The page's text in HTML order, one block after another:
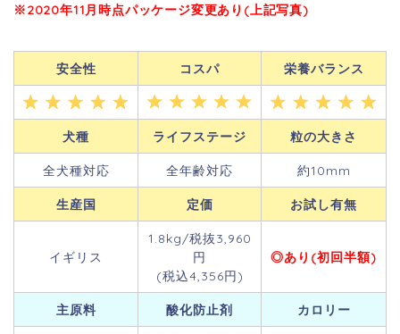
※2020年11月時点パッケージ変更あり(上記写真)
安全性 コスパ 栄養バランス
犬種 ライフステージ 粒の大きさ
全犬種対応 全年齢対応 約10mm
生産国 定価 お試し有無
イギリス
1.8kg/税抜3,960
円
(税込4,356円)
◎あり(初回半額)
主原料 酸化防止剤 カロリー